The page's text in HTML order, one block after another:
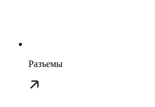
Разъемы